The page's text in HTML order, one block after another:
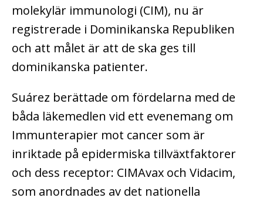
molekylär immunologi (CIM), nu är
registrerade i Dominikanska Republiken
och att målet är att de ska ges till
dominikanska patienter.
Suárez berättade om fördelarna med de
båda läkemedlen vid ett evenemang om
Immunterapier mot cancer som är
inriktade på epidermiska tillväxtfaktorer
och dess receptor: CIMAvax och Vidacim,
som anordnades av det nationella